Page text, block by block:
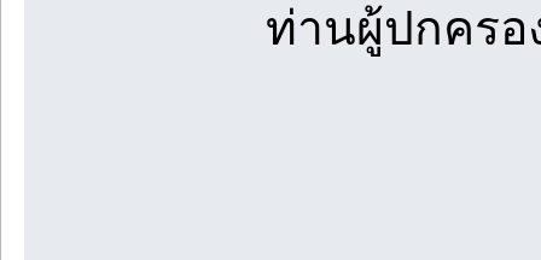
ท่านผู้ปกครอ